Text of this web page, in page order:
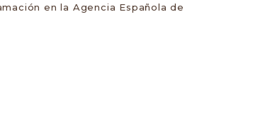
en la Agencia Española de